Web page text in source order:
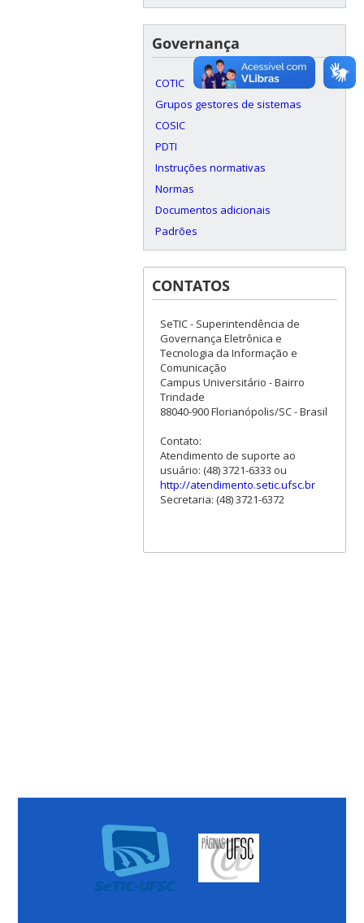
Governança
COTIC
Grupos gestores de sistemas
COSIC
PDTI
Instruções normativas
Normas
Documentos adicionais
Padrões
CONTATOS
SeTIC - Superintendência de
Governança Eletrônica e
Tecnologia da Informação e
Comunicação
Campus Universitário - Bairro
Trindade
88040-900 Florianópolis/SC - Brasil
Contato:
Atendimento de suporte ao
usuário: (48) 3721-6333 ou
http://atendimento.setic.ufsc.br
Secretaria: (48) 3721-6372